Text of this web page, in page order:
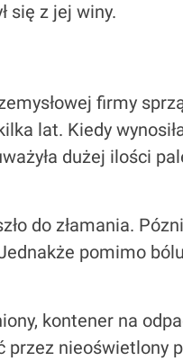
się z jej winy.
firmy
lat. Kiedy
dużej ilości
do złamania.
pomimo
kontener na
przez nieoświetlony